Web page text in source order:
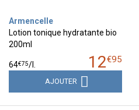
Armencelle
Lotion tonique hydratante bio
200ml
12€95
64€75/
AJOUTER